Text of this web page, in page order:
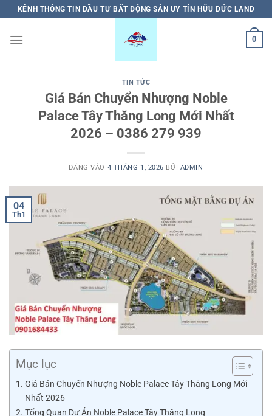
qua
nội
KÊNH THÔNG TIN ĐẦU TƯ BẤT ĐỘNG SẢN UY TÍN HỮU ĐỨC LAND
0
TIN TỨC
Giá Bán Chuyển Nhượng Noble
Palace Tây Thăng Long Mới Nhất
2026 – 0386 279 939
ĐĂNG VÀO 4 THÁNG 1, 2026 BỞI ADMIN
04
Th1
Mục lục
Giá Bán Chuyển Nhượng Noble Palace Tây Thăng Long Mới
Nhất 2026
Tổng Quan Dự Án Noble Palace Tây Thăng Long